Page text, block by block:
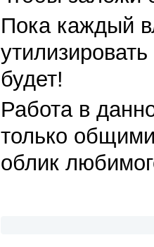
Пока каждый
будет!
Работа в
только
облик